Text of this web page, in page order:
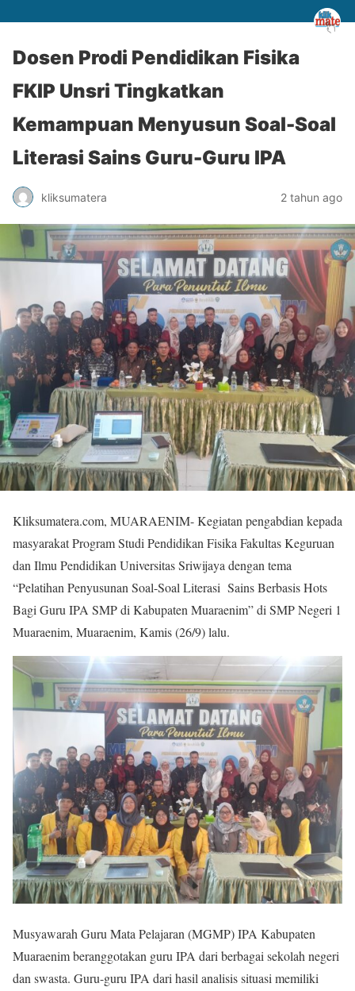
Dosen Prodi Pendidikan Fisika
FKIP Unsri Tingkatkan
Kemampuan Menyusun Soal-Soal
Literasi Sains Guru-Guru IPA
kliksumatera 2 tahun ago
Kliksumatera.com, MUARAENIM- Kegiatan pengabdian kepada
masyarakat Program Studi Pendidikan Fisika Fakultas Keguruan
dan Ilmu Pendidikan Universitas Sriwijaya dengan tema
“Pelatihan Penyusunan Soal-Soal Literasi Sains Berbasis Hots
Bagi Guru IPA SMP di Kabupaten Muaraenim” di SMP Negeri 1
Muaraenim, Muaraenim, Kamis (26/9) lalu.
Musyawarah Guru Mata Pelajaran (MGMP) IPA Kabupaten
Muaraenim beranggotakan guru IPA dari berbagai sekolah negeri
dan swasta. Guru-guru IPA dari hasil analisis situasi memiliki